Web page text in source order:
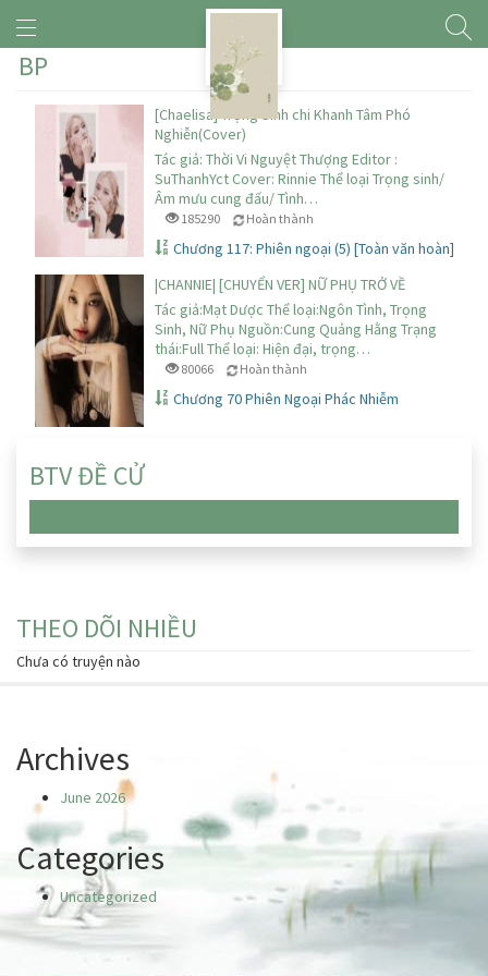
BP
[Chaelisa] Trọng Sinh chi Khanh Tâm Phó
Nghiễn(Cover)
Tác giả: Thời Vi Nguyệt Thượng Editor :
SuThanhYct Cover: Rinnie Thể loại Trọng sinh/
Âm mưu cung đấu/ Tình…
185290 Hoàn thành
Chương 117: Phiên ngoại (5) [Toàn văn hoàn]
|CHANNIE| [CHUYỂN VER] NỮ PHỤ TRỞ VỀ
Tác giả:Mạt Dược Thể loại:Ngôn Tình, Trọng
Sinh, Nữ Phụ Nguồn:Cung Quảng Hằng Trạng
thái:Full Thể loại: Hiện đại, trọng…
80066 Hoàn thành
Chương 70 Phiên Ngoại Phác Nhiễm
BTV ĐỀ CỬ
THEO DÕI NHIỀU
Chưa có truyện nào
Archives
June 2026
Categories
Uncategorized